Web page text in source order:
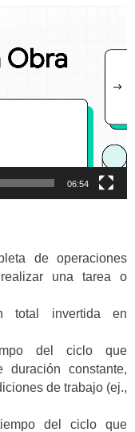
06:54
de operaciones
una tarea o
total invertida en
del ciclo que
duración constante,
de trabajo (ej.,
del ciclo que